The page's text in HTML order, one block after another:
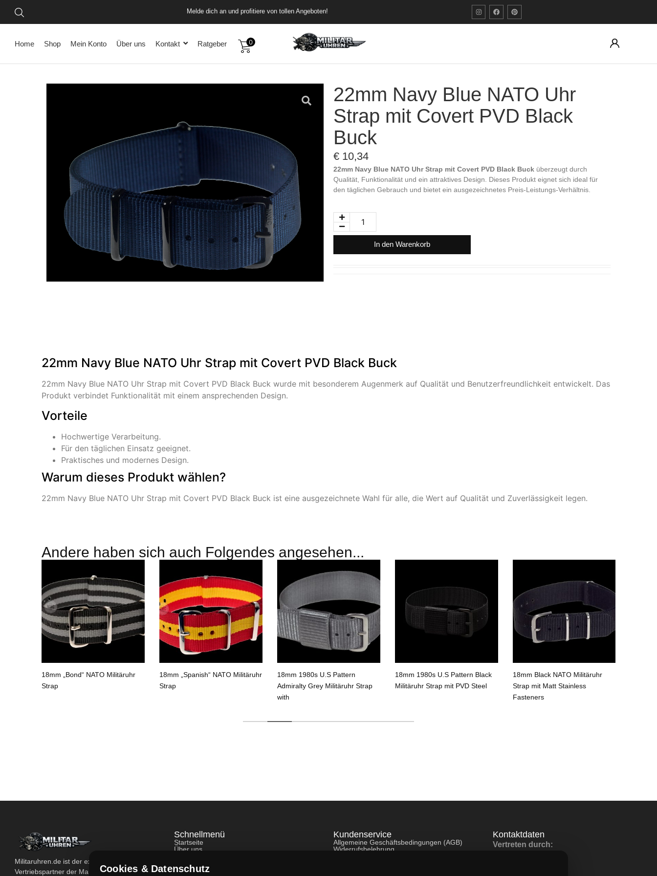
Melde dich an und profitiere von tollen Angeboten!
Home Shop Mein Konto Über uns Kontakt Ratgeber 0
22mm Navy Blue NATO Uhr
Strap mit Covert PVD Black
Buck
€ 10,34
22mm Navy Blue NATO Uhr Strap mit Covert PVD Black Buck überzeugt durch
Qualität, Funktionalität und ein attraktives Design. Dieses Produkt eignet sich ideal für
den täglichen Gebrauch und bietet ein ausgezeichnetes Preis-Leistungs-Verhältnis.
In den Warenkorb
22mm Navy Blue NATO Uhr Strap mit Covert PVD Black Buck
22mm Navy Blue NATO Uhr Strap mit Covert PVD Black Buck wurde mit besonderem Augenmerk auf Qualität und Benutzerfreundlichkeit entwickelt. Das
Produkt verbindet Funktionalität mit einem ansprechenden Design.
Vorteile
Hochwertige Verarbeitung.
Für den täglichen Einsatz geeignet.
Praktisches und modernes Design.
Warum dieses Produkt wählen?
22mm Navy Blue NATO Uhr Strap mit Covert PVD Black Buck ist eine ausgezeichnete Wahl für alle, die Wert auf Qualität und Zuverlässigkeit legen.
Andere haben sich auch Folgendes angesehen...
18mm „Bond“ NATO Militäruhr
Strap
18mm „Spanish“ NATO Militäruhr
Strap
18mm 1980s U.S Pattern
Admiralty Grey Militäruhr Strap
with
18mm 1980s U.S Pattern Black
Militäruhr Strap mit PVD Steel
18mm Black NATO Militäruhr
Strap mit Matt Stainless
Fasteners
Militaruhren.de ist der exklusive Importeur und
Vertriebspartner der Marke Military Watch
Schnellmenü
Startseite
Über uns
Konto
Shop
Kundenservice
Allgemeine Geschäftsbedingungen (AGB)
Widerrufsbelehrung
Kontaktdaten
Vertreten durch:
Cookies & Datenschutz